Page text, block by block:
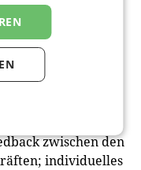
durch
und
mit Key-
innerhalb
regelmäßiger
zwischen den
individuelles